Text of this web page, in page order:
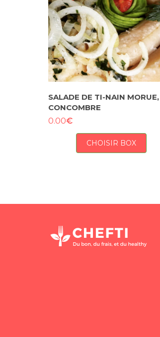
SALADE DE TI-NAIN MORUE,
CONCOMBRE
0.00€
CHOISIR BOX